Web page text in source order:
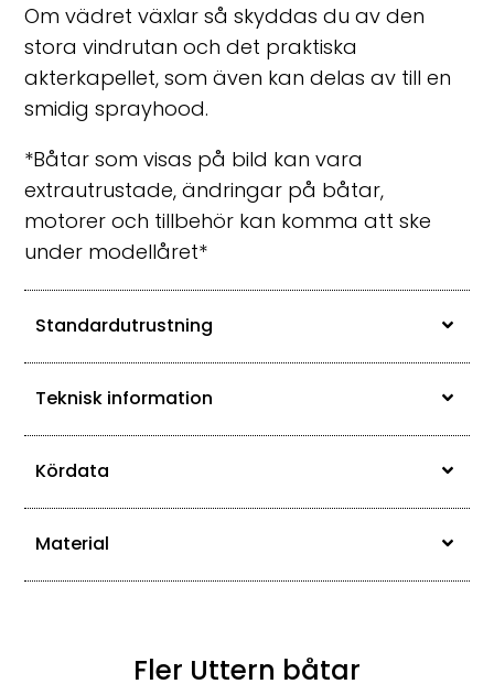
Om vädret växlar så skyddas du av den
stora vindrutan och det praktiska
akterkapellet, som även kan delas av till en
smidig sprayhood.
*Båtar som visas på bild kan vara
extrautrustade, ändringar på båtar,
motorer och tillbehör kan komma att ske
under modellåret*
Standardutrustning
Teknisk information
Kördata
Material
Fler Uttern båtar